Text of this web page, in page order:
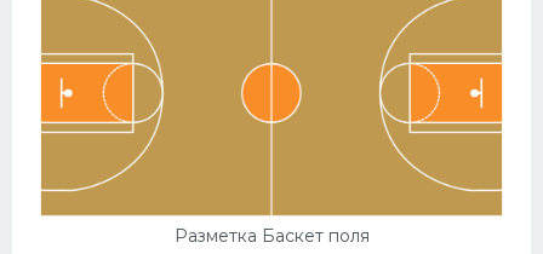
Разметка Баскет поля